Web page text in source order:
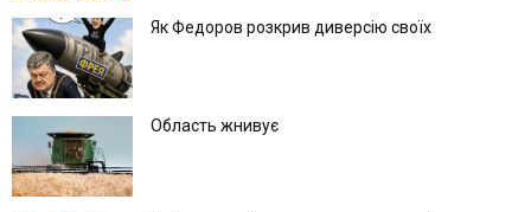
Як Федоров розкрив диверсію своїх
Область жнивує